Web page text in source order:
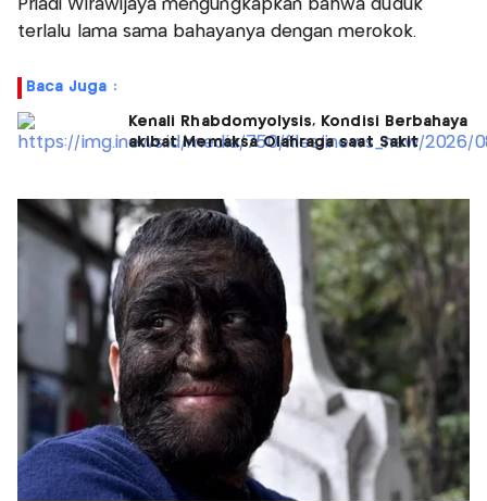
Priadi Wirawijaya mengungkapkan bahwa duduk
terlalu lama sama bahayanya dengan merokok.
Baca Juga :
Kenali Rhabdomyolysis, Kondisi Berbahaya
akibat Memaksa Olahraga saat Sakit